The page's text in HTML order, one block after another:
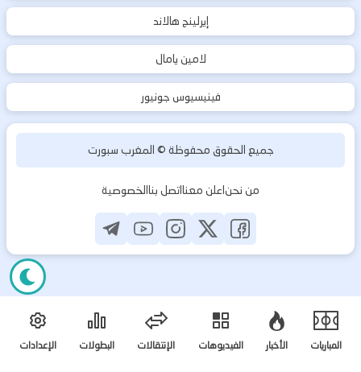
إيرلينج هالاند
لامين يامال
فينيسيوس جونيور
جميع الحقوق محفوظة ©المغرب سبورت
من نحناعلن معنااتصل بناالخصوصية
المباريات الأخبار الفيديوهات الإنتقالات البطولات الإعدادات